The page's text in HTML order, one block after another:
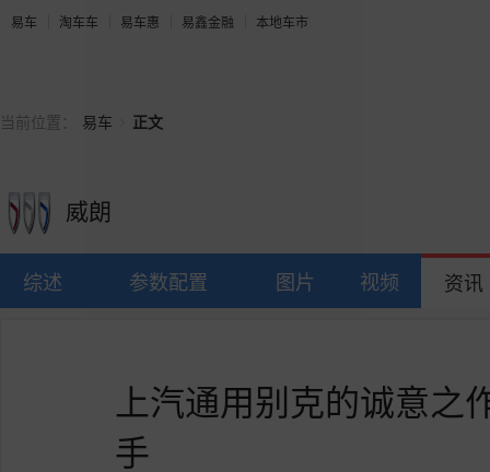
易车 淘车车 易车惠 易鑫金融 本地车市
当前位置： 易车 正文
威朗
综述 参数配置 图片 视频 资讯
上汽通用别克的诚意之
手